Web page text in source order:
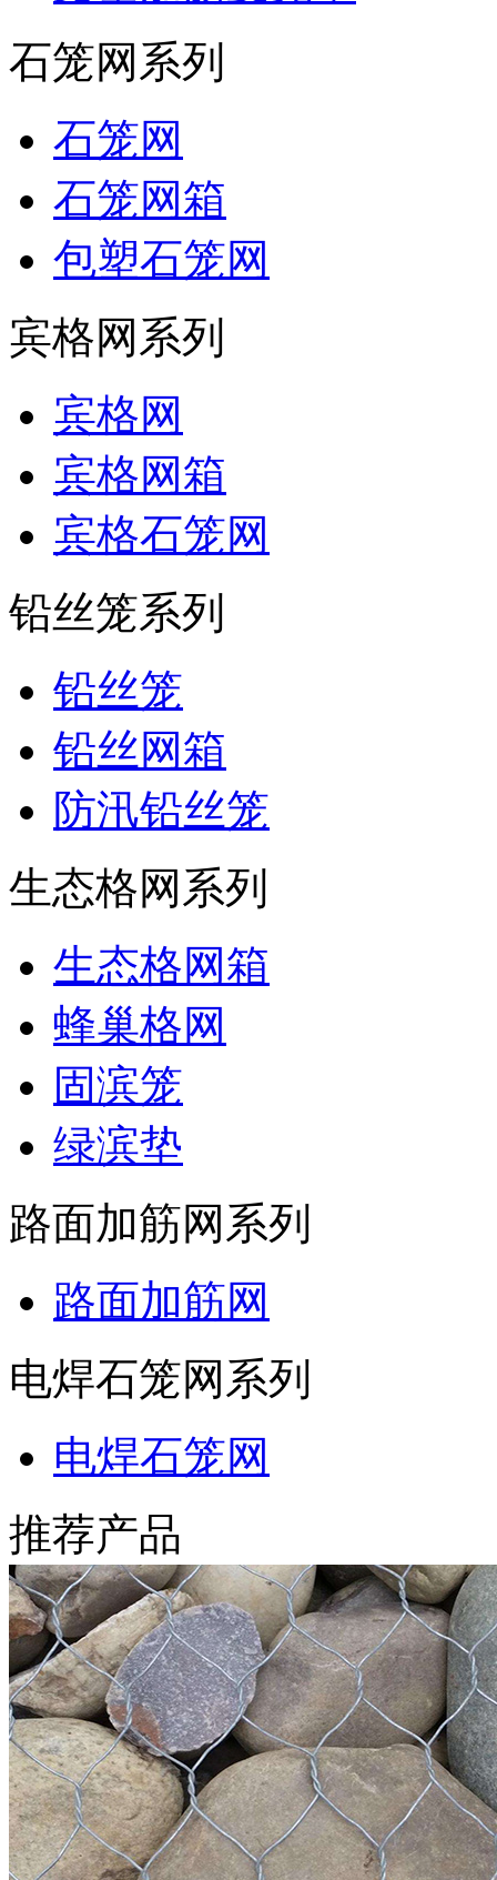
石笼网系列
石笼网
石笼网箱
包塑石笼网
宾格网系列
宾格网
宾格网箱
宾格石笼网
铅丝笼系列
铅丝笼
铅丝网箱
防汛铅丝笼
生态格网系列
生态格网箱
蜂巢格网
固滨笼
绿滨垫
路面加筋网系列
路面加筋网
电焊石笼网系列
电焊石笼网
推荐产品